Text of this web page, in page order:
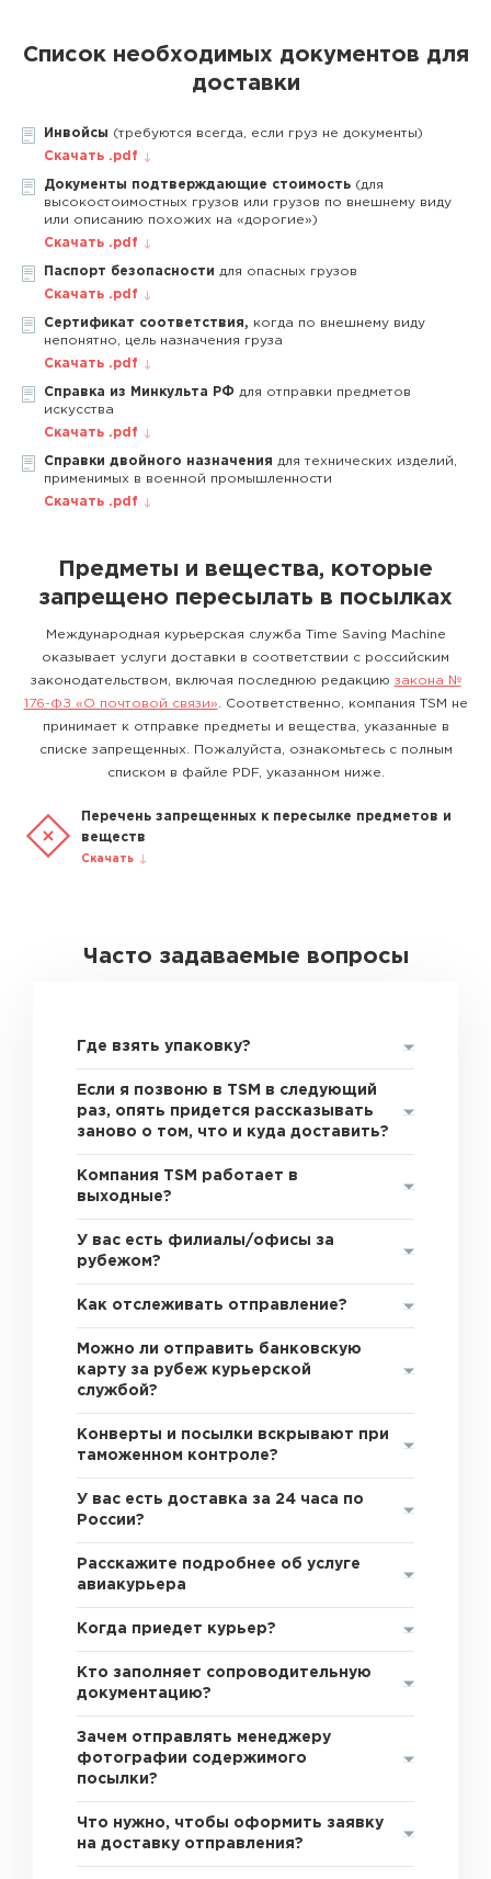
Список необходимых документов для
доставки
Инвойсы (требуются всегда, если груз не документы)
Скачать .pdf
Документы подтверждающие стоимость (для
высокостоимостных грузов или грузов по внешнему виду
или описанию похожих на «дорогие»)
Скачать .pdf
Паспорт безопасности для опасных грузов
Скачать .pdf
Сертификат соответствия, когда по внешнему виду
непонятно, цель назначения груза
Скачать .pdf
Справка из Минкульта РФ для отправки предметов
искусства
Скачать .pdf
Справки двойного назначения для технических изделий,
применимых в военной промышленности
Скачать .pdf
Предметы и вещества, которые
запрещено пересылать в посылках
Международная курьерская служба Time Saving Machine
оказывает услуги доставки в соответствии с российским
законодательством, включая последнюю редакцию закона №
176-ФЗ «О почтовой связи» . Соответственно, компания TSM не
принимает к отправке предметы и вещества, указанные в
списке запрещенных. Пожалуйста, ознакомьтесь с полным
списком в файле PDF, указанном ниже.
Перечень запрещенных к пересылке предметов и
веществ
Скачать
Часто задаваемые вопросы
Где взять упаковку?
Если я позвоню в TSM в следующий
раз, опять придется рассказывать
заново о том, что и куда доставить?
Компания TSM работает в
выходные?
У вас есть филиалы/офисы за
рубежом?
Как отслеживать отправление?
Можно ли отправить банковскую
карту за рубеж курьерской
службой?
Конверты и посылки вскрывают при
таможенном контроле?
У вас есть доставка за 24 часа по
России?
Расскажите подробнее об услуге
авиакурьера
Когда приедет курьер?
Кто заполняет сопроводительную
документацию?
Зачем отправлять менеджеру
фотографии содержимого
посылки?
Что нужно, чтобы оформить заявку
на доставку отправления?